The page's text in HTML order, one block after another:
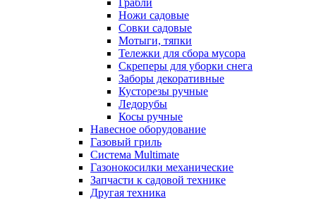
Грабли
Ножи садовые
Совки садовые
Мотыги, тяпки
Тележки для сбора мусора
Скреперы для уборки снега
Заборы декоративные
Кусторезы ручные
Ледорубы
Косы ручные
Навесное оборудование
Газовый гриль
Система Multimate
Газонокосилки механические
Запчасти к садовой технике
Другая техника